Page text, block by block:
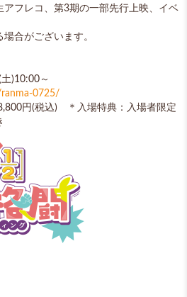
アフレコ、第3期の一部先行上映、イベ
合がございます。
)10:00～
0725/
円(税込) ＊入場特典：入場者限定